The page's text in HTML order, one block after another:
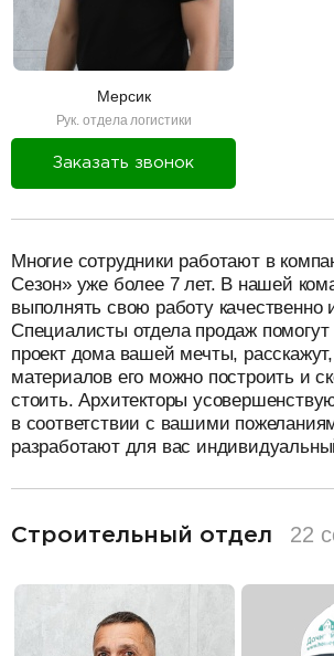
Мерсик
Рук. отдела логистики
Заказать звонок
Многие сотрудники работают в
Сезон» уже более 7 лет. В нашей
выполнять свою работу качественно
Специалисты отдела продаж
проект дома вашей мечты, расскажут,
материалов его можно построить и
стоить. Архитекторы
в соответствии с вашими
разработают для вас
Строительный отдел 22